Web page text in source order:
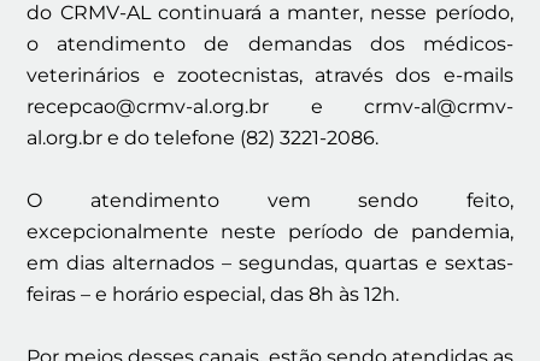
do CRMV-AL continuará a manter, nesse período,
o atendimento de demandas dos médicos-
veterinários e zootecnistas, através dos e-mails
recepcao@crmv-al.org.br e crmv-al@crmv-
al.org.br e do telefone (82) 3221-2086.
O atendimento vem sendo feito,
excepcionalmente neste período de pandemia,
em dias alternados – segundas, quartas e sextas-
feiras – e horário especial, das 8h às 12h.